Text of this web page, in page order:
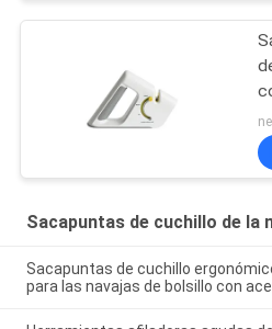
Sacapuntas de cuchillo de la
Sacapuntas de cuchillo
para las navajas de bolsillo con